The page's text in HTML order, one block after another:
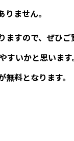
ません。
すので、ぜひご
いかと思います
料となります。